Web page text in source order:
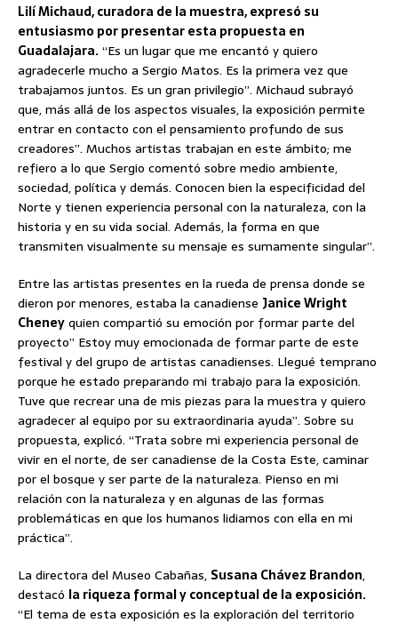
Lilí Michaud, curadora de la muestra, expresó su
entusiasmo por presentar esta propuesta en
Guadalajara.“Es un lugar que me encantó y quiero
agradecerle mucho a Sergio Matos. Es la primera vez que
trabajamos juntos. Es un gran privilegio”. Michaud subrayó
que, más allá de los aspectos visuales, la exposición permite
entrar en contacto con el pensamiento profundo de sus
creadores”. Muchos artistas trabajan en este ámbito; me
refiero a lo que Sergio comentó sobre medio ambiente,
sociedad, política y demás. Conocen bien la especificidad del
Norte y tienen experiencia personal con la naturaleza, con la
historia y en su vida social. Además, la forma en que
transmiten visualmente su mensaje es sumamente singular”.
Entre las artistas presentes en la rueda de prensa donde se
dieron por menores, estaba la canadiense Janice Wright
Cheneyquien compartió su emoción por formar parte del
proyecto” Estoy muy emocionada de formar parte de este
festival y del grupo de artistas canadienses. Llegué temprano
porque he estado preparando mi trabajo para la exposición.
Tuve que recrear una de mis piezas para la muestra y quiero
agradecer al equipo por su extraordinaria ayuda”. Sobre su
propuesta, explicó. “Trata sobre mi experiencia personal de
vivir en el norte, de ser canadiense de la Costa Este, caminar
por el bosque y ser parte de la naturaleza. Pienso en mi
relación con la naturaleza y en algunas de las formas
problemáticas en que los humanos lidiamos con ella en mi
práctica”.
La directora del Museo Cabañas, Susana Chávez Brandon,
destacó la riqueza formal y conceptual de la exposición.
“El tema de esta exposición es la exploración del territorio